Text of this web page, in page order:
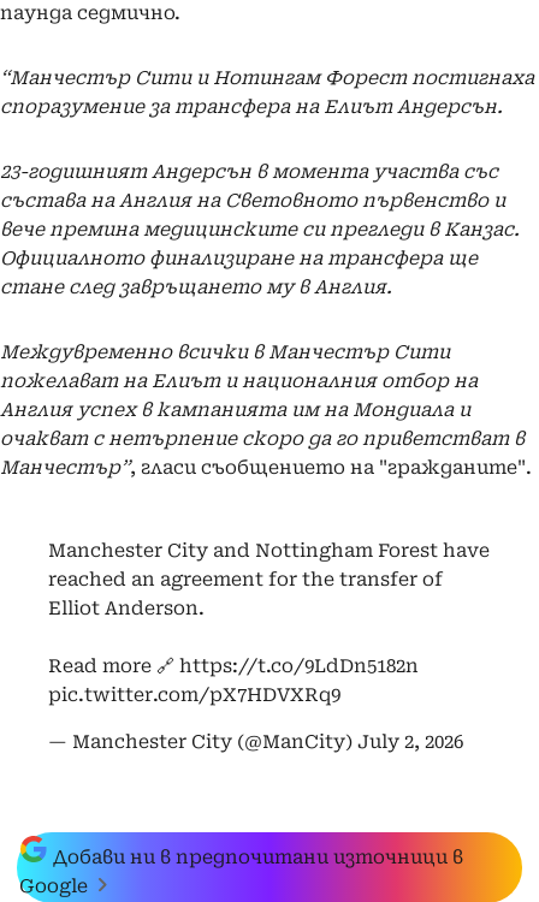
паунда седмично.
“Манчестър Сити и Нотингам Форест постигнаха
споразумение за трансфера на Елиът Андерсън.
23-годишният Андерсън в момента участва със
състава на Англия на Световното първенство и
вече премина медицинските си прегледи в Канзас.
Официалното финализиране на трансфера ще
стане след завръщането му в Англия.
Междувременно всички в Манчестър Сити
пожелават на Елиът и националния отбор на
Англия успех в кампанията им на Мондиала и
очакват с нетърпение скоро да го приветстват в
Манчестър”, гласи съобщението на "гражданите".
Manchester City and Nottingham Forest have
reached an agreement for the transfer of
Elliot Anderson.
Read more 🔗 https://t.co/9LdDn5182n
pic.twitter.com/pX7HDVXRq9
— Manchester City (@ManCity) July 2, 2026
Добави ни в предпочитани източници в
Google